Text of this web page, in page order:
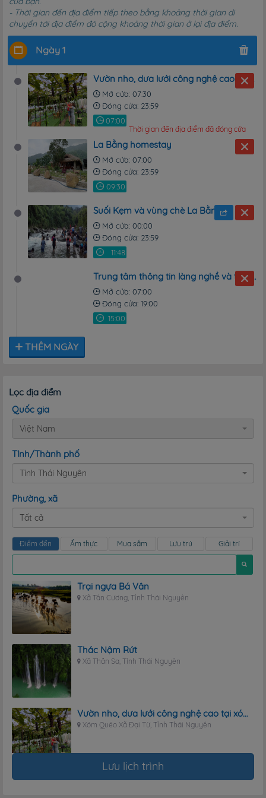
Khám phá
Dã ngoại
- Thời gian đến địa điểm tiếp theo bằng khoảng thời gian di
chuyển tới địa điểm đó cộng khoảng thời gian ở lại địa điểm.
Ngày 1
Mở cửa: 07:30
Đóng cửa: 23:59
Thời gian đến địa điểm đã đóng cửa
La Bằng homestay
Mở cửa: 07:00
Đóng cửa: 23:59
Suối Kẹm và vùng chè La Bằng
Mở cửa: 00:00
Đóng cửa: 23:59
Trung tâm thông tin làng nghề và trưng bày sản phẩm thủ công của Hợp tác xã chè La Bằng
Mở cửa: 07:00
Đóng cửa: 19:00
THÊM NGÀY
Lọc địa điểm
Quốc gia
Việt Nam
Tỉnh/Thành phố
Tỉnh Thái Nguyên
Phường, xã
Tất cả
Điểm đến Ẩm thực Mua sắm Lưu trú Giải trí
Trại ngựa Bá Vân
Xã Tân Cương, Tỉnh Thái Nguyên
Thác Nậm Rứt
Xã Thần Sa, Tỉnh Thái Nguyên
Vườn nho, dưa lưới công nghệ cao tại xóm Quéo
Xóm Quéo Xã Đại Từ, Tỉnh Thái Nguyên
Lưu lịch trình